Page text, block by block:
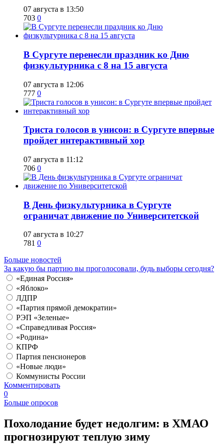
07 августа в 13:50
703 0
​В Сургуте перенесли праздник ко Дню
физкультурника с 8 на 15 августа
07 августа в 12:06
777 0
​Триста голосов в унисон: в Сургуте впервые
пройдет интерактивный хор
07 августа в 11:12
706 0
​В День физкультурника в Сургуте
ограничат движение по Университетской
07 августа в 10:27
781 0
Больше новостей
За какую бы партию вы проголосовали, будь выборы сегодня?
«Единая Россия»
«Яблоко»
ЛДПР
«Партия прямой демократии»
РЭП «Зеленые»
«Справедливая Россия»
«Родина»
КПРФ
Партия пенсионеров
«Новые люди»
Коммунисты России
Комментировать
0
Больше опросов
​Похолодание будет недолгим: в ХМАО
прогнозируют теплую зиму